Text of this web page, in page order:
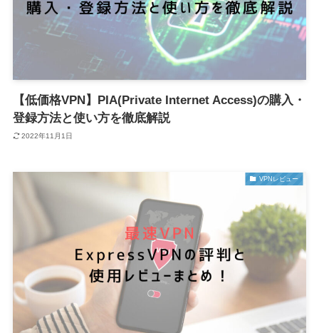
【低価格VPN】PIA(Private Internet Access)の購入・
登録方法と使い方を徹底解説
2022年11月1日
VPNレビュー